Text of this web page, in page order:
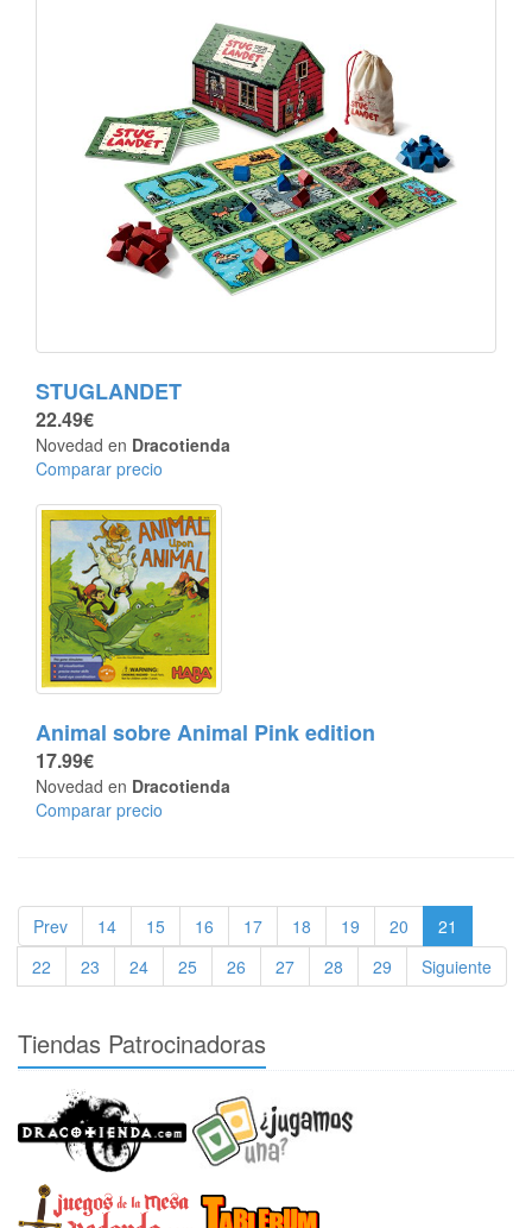
STUGLANDET
22.49€
Novedad en Dracotienda
Comparar precio
Animal sobre Animal Pink edition
17.99€
Novedad en Dracotienda
Comparar precio
Prev 14 15 16 17 18 19 20
21
22
23 24 25 26 27 28 29 Siguiente
Tiendas Patrocinadoras